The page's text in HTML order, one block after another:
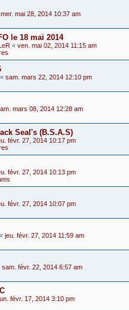
mer. mai 28, 2014 10:37 am
le 18 mai 2014
« ven. mai 02, 2014 11:15 am
« sam. mars 22, 2014 12:10 pm
mars 08, 2014 12:28 am
Seal's (B.S.A.S)
févr. 27, 2014 10:17 pm
févr. 27, 2014 10:13 pm
févr. 27, 2014 10:07 pm
« jeu. févr. 27, 2014 11:59 am
sam. févr. 22, 2014 6:57 am
févr. 17, 2014 3:10 pm